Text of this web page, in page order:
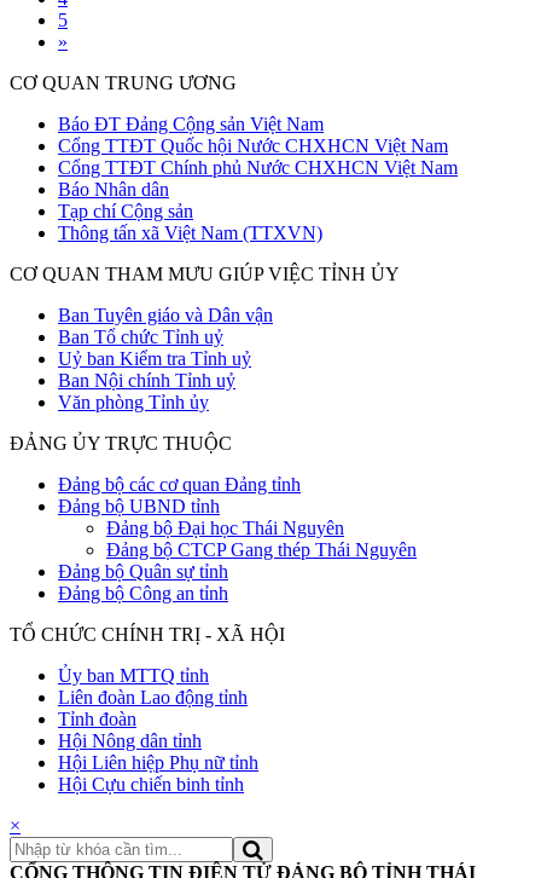
5
»
CƠ QUAN TRUNG ƯƠNG
Báo ĐT Đảng Cộng sản Việt Nam
Cổng TTĐT Quốc hội Nước CHXHCN Việt Nam
Cổng TTĐT Chính phủ Nước CHXHCN Việt Nam
Báo Nhân dân
Tạp chí Cộng sản
Thông tấn xã Việt Nam (TTXVN)
CƠ QUAN THAM MƯU GIÚP VIỆC TỈNH ỦY
Ban Tuyên giáo và Dân vận
Ban Tổ chức Tỉnh uỷ
Uỷ ban Kiểm tra Tỉnh uỷ
Ban Nội chính Tỉnh uỷ
Văn phòng Tỉnh ủy
ĐẢNG ỦY TRỰC THUỘC
Đảng bộ các cơ quan Đảng tỉnh
Đảng bộ UBND tỉnh
Đảng bộ Đại học Thái Nguyên
Đảng bộ CTCP Gang thép Thái Nguyên
Đảng bộ Quân sự tỉnh
Đảng bộ Công an tỉnh
TỔ CHỨC CHÍNH TRỊ - XÃ HỘI
Ủy ban MTTQ tỉnh
Liên đoàn Lao động tỉnh
Tỉnh đoàn
Hội Nông dân tỉnh
Hội Liên hiệp Phụ nữ tỉnh
Hội Cựu chiến binh tỉnh
×
CỔNG THÔNG TIN ĐIỆN TỬ ĐẢNG BỘ TỈNH THÁI